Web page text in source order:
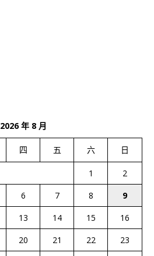
2026 年 8 月
四 五 六 日
1
2
6 7 8
9
13 14 15
16
20 21 22
23